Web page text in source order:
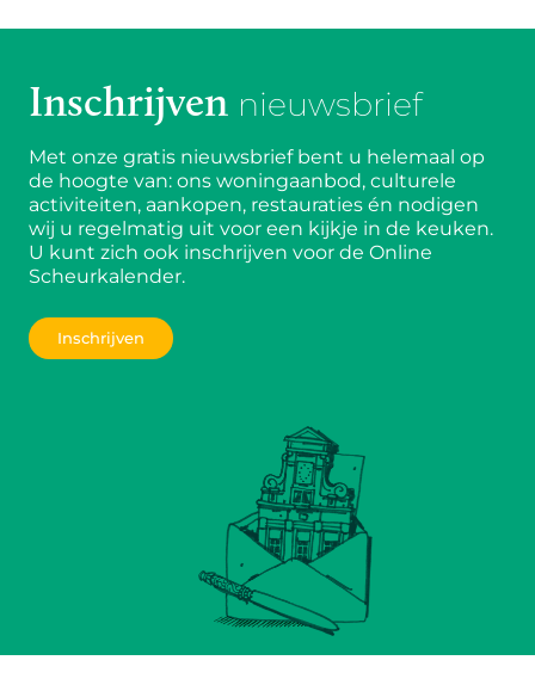
Inschrijven nieuwsbrief
Met onze gratis nieuwsbrief bent u helemaal op
de hoogte van: ons woningaanbod, culturele
activiteiten, aankopen, restauraties én nodigen
wij u regelmatig uit voor een kijkje in de keuken.
U kunt zich ook inschrijven voor de Online
Scheurkalender.
Inschrijven